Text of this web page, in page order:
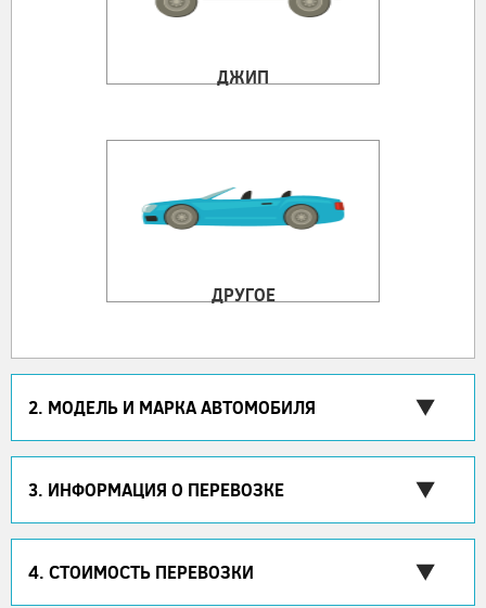
ДЖИП
ДРУГОЕ
2. МОДЕЛЬ И МАРКА АВТОМОБИЛЯ
3. ИНФОРМАЦИЯ О ПЕРЕВОЗКЕ
4. СТОИМОСТЬ ПЕРЕВОЗКИ